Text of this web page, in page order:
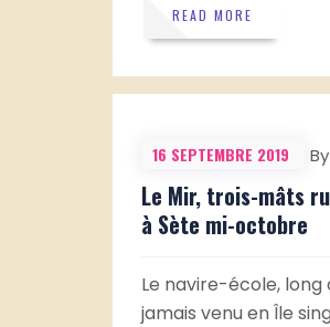
READ MORE
16 SEPTEMBRE 2019
Le Mir, trois-mâts
à Sète mi-octobre
Le navire-école, long
jamais venu en Île